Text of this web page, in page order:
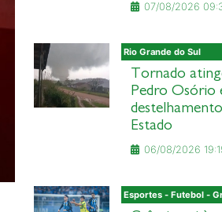
07/08/2026
Rio Grande do Sul
Tornado
Pedro Osório
Estado
06/08/2026
Esportes - Futebol -